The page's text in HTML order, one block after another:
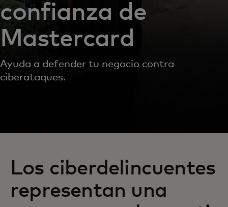
confianza de
Mastercard
Ayuda a defender tu negocio contra
ciberataques.
Los ciberdelincuentes
representan una